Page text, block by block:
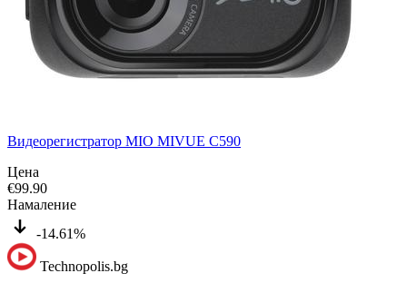
Видеорегистратор MIO MIVUE C590
Цена
€99.90
Намаление
-14.61%
Technopolis.bg